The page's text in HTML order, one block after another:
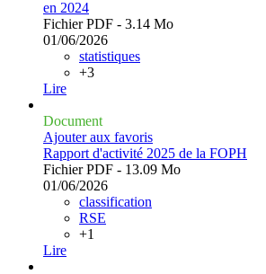
en 2024
Fichier PDF - 3.14 Mo
01/06/2026
statistiques
+3
Lire
Document
Ajouter aux favoris
Rapport d'activité 2025 de la FOPH
Fichier PDF - 13.09 Mo
01/06/2026
classification
RSE
+1
Lire